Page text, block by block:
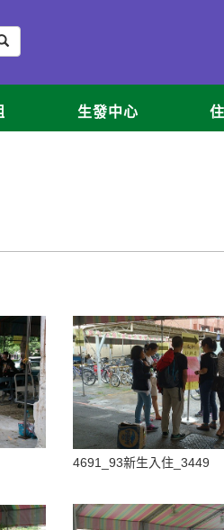
生發中心
4691_93新生入住_3449